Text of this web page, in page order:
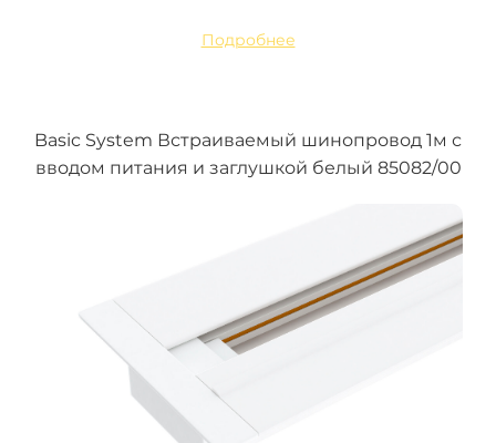
Подробнее
Basic System Встраиваемый шинопровод 1м с
вводом питания и заглушкой белый 85082/00